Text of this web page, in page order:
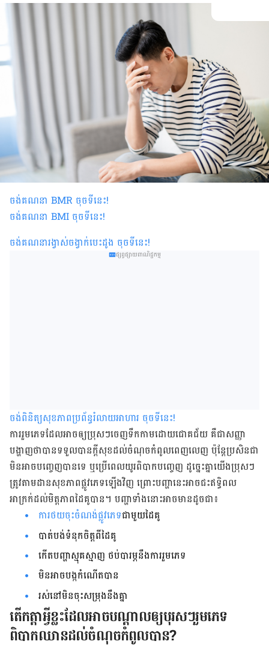
ចង់គណនា BMR ចុចទីនេះ!
ចង់គណនា BMI ចុចទីនេះ!
ចង់គណនារង្វាស់ចង្វាក់បេះដូង ចុចទីនេះ!
ផ្សព្វផ្សាយពាណិជ្ជកម្ម
ចង់ពិនិត្យសុខភាពប្រព័ន្ធរំលាយអាហារ ចុចទីនេះ!
ការរួមភេទដែលអាចឲ្យប្រុសៗចេញទឹកកាមដោយជោគជ័យ គឺជាសញ្ញា
បង្ហាញថាបានទទួលបានក្ដីសុខដល់ចំណុចកំពូលពេញលេញ ប៉ុន្ដែប្រសិនជា
មិនអាចបញ្ចេញបានទេ ឬប្រើពេលយូរពិបាកបញ្ចេញ ដូច្នេះគ្នា​យើង​ប្រុសៗ​
ត្រូវតាម​ដាន​សុខភាពផ្លូវភេទឡើងវិញ ព្រោះបញ្ហានេះអាចជះឥទ្ធិពល
អាក្រក់ដល់មិត្ដភាពដៃគូបាន។ បញ្ហា​ទាំង​នោះ​អាច​មាន​ដូច​ជា៖
ការថយចុះចំណង់ផ្លូវភេទជាមួយដៃគូ
បាត់បង់ទំនុកចិត្ដពីដៃគូ
កើតបញ្ហាស្មុគស្មាញ ថប់បារម្ភនឹងការរួមភេទ
មិនអាចបង្កកំណើតបាន
រស់នៅមិនចុះសម្រុងនឹងគ្នា
តើកត្ដាអ្វីខ្លះដែលអាចបណ្ដាលឲ្យបុរសៗរួមភេទ
ពិបាកឈានដល់ចំណុចកំពូលបាន?